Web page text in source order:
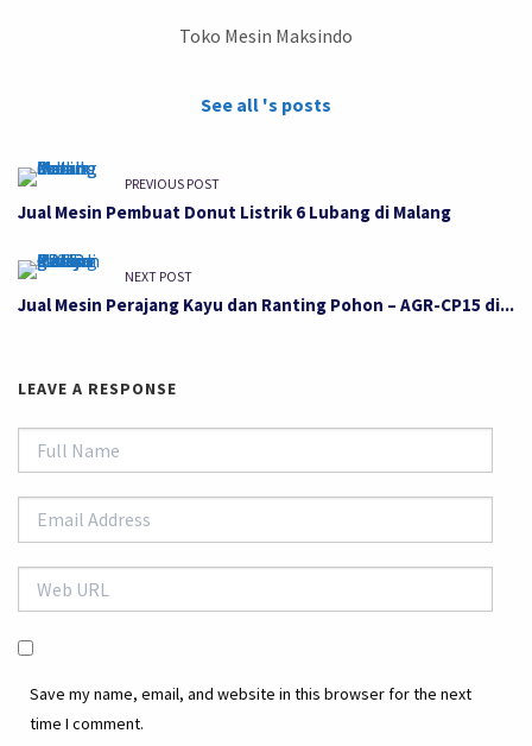
Toko Mesin Maksindo
See all 's posts
PREVIOUS POST
Jual Mesin Pembuat Donut Listrik 6 Lubang di Malang
NEXT POST
Jual Mesin Perajang Kayu dan Ranting Pohon – AGR-CP15 di...
LEAVE A RESPONSE
Save my name, email, and website in this browser for the next
time I comment.